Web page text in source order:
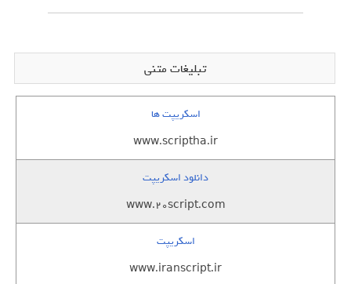
تبلیغات متنی
اسکریپت ها
www.scriptha.ir
دانلود اسکریپت
www.20script.com
اسکریپت
www.iranscript.ir